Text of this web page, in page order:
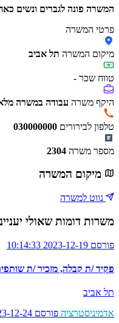
המשרה פונה לגברים ונשים
פרטי המשרה
מיקום המשרה תל אביב
טווח שכר -
היקף משרה עבודה במשרה
טלפון לבירורים 030000000
מספר משרה 2304
מיקום המשרה
נווט למשרה
משרות דומות שאולי
פורסם 2023-12-19 10:14:33
פקיד /ת קבלה, מזכיר /ת
תל אביב
אדמיניסטרציה פורסם 2023-12-24 16:43:06